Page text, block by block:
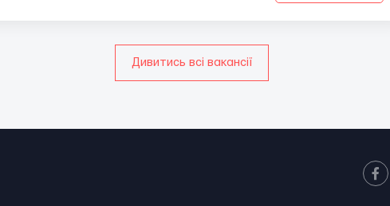
Дивитись всі вакансії